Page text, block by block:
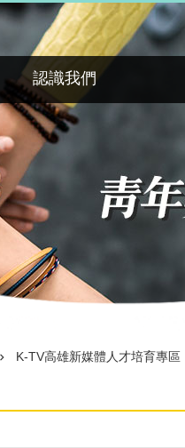
認識我們
K-TV高雄新媒體人才培育專區